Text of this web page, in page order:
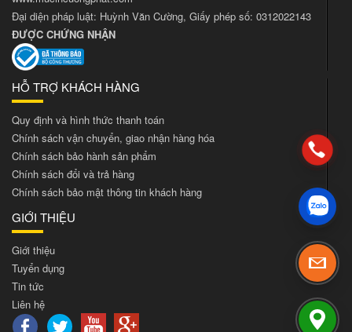
Đại diện pháp luật: Huỳnh Văn Cường, Giấy phép số: 0312022143
ĐƯỢC CHỨNG NHẬN
HỖ TRỢ KHÁCH HÀNG
Quy định và hình thức thanh toán
Chính sách vận chuyển, giao nhận hàng hóa
Chính sách bảo hành sản phẩm
Chính sách đổi và trả hàng
Chính sách bảo mật thông tin khách hàng
GIỚI THIỆU
Giới thiệu
Tuyển dụng
Tin tức
Liên hệ